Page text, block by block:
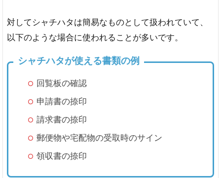
対してシャチハタは簡易なものとして扱われていて、
以下のような場合に使われることが多いです。
シャチハタが使える書類の例
回覧板の確認
申請書の捺印
請求書の捺印
郵便物や宅配物の受取時のサイン
領収書の捺印